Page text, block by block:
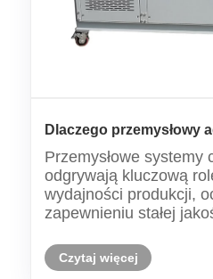
Dlaczego przemysłowy
chłodzony wodą o mocy
niezbędny w
Przemysłowe systemy
odgrywają kluczową
wydajności produkcji,
zapewnieniu stałej
przemysłowy agregat
wodą o mocy 25 KM
Czytaj więcej